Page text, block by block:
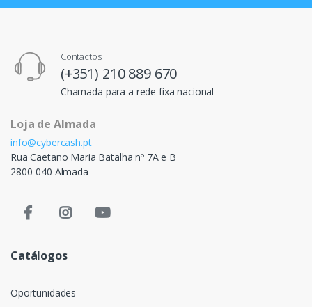
Contactos
(+351) 210 889 670
Chamada para a rede fixa nacional
Loja de Almada
info@cybercash.pt
Rua Caetano Maria Batalha nº 7A e B
2800-040 Almada
Catálogos
Oportunidades